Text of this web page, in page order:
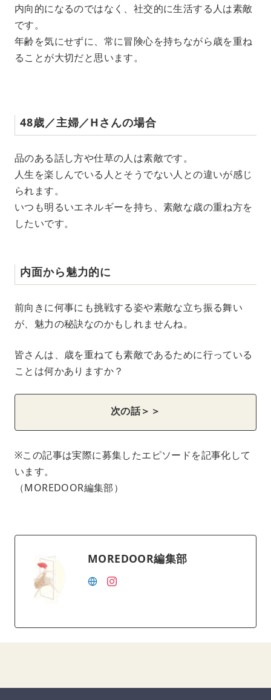
内向的になるのではなく、社交的に生活する人は素敵
です。
年齢を気にせずに、常に冒険心を持ちながら歳を重ね
ることが大切だと思います。
48歳／主婦／Hさんの場合
品のある話し方や仕草の人は素敵です。
人生を楽しんでいる人とそうでない人との違いが感じ
られます。
いつも明るいエネルギーを持ち、素敵な歳の重ね方を
したいです。
内面から魅力的に
前向きに何事にも挑戦する姿や素敵な立ち振る舞い
が、魅力の秘訣なのかもしれませんね。
皆さんは、歳を重ねても素敵であるために行っている
ことは何かありますか？
次の話＞＞
※この記事は実際に募集したエピソードを記事化して
います。
（MOREDOOR編集部）
MOREDOOR編集部